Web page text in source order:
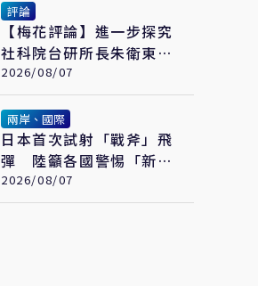
評論
【梅花評論】進一步探究
社科院台研所長朱衛東的
「不統而統」
2026/08/07
兩岸、國際
日本首次試射「戰斧」飛
彈 陸籲各國警惕「新型
軍國主義」發展
2026/08/07